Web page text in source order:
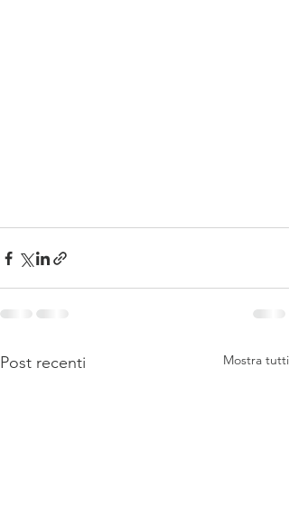
Post recenti Mostra tutti